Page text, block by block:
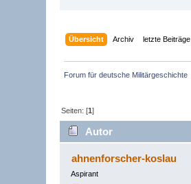
Übersicht Archiv letzte Beiträge
Forum für deutsche Militärgeschichte
Seiten: [1]
Autor
ahnenforscher-koslau
Aspirant